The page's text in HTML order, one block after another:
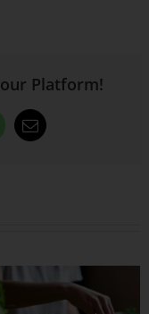
Platform!
Email